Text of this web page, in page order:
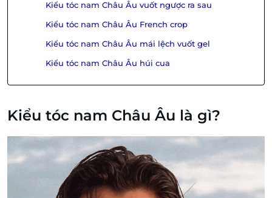
Kiểu tóc nam Châu Âu vuốt ngược ra sau
Kiểu tóc nam Châu Âu French crop
Kiểu tóc nam Châu Âu mái lệch vuốt gel
Kiểu tóc nam Châu Âu húi cua
Kiểu tóc nam Châu Âu là gì?